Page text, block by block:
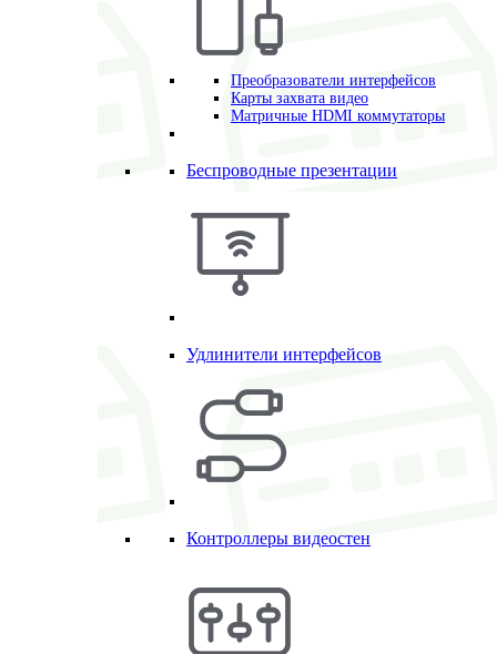
Преобразователи интерфейсов
Карты захвата видео
Матричные HDMI коммутаторы
Беспроводные презентации
Удлинители интерфейсов
Контроллеры видеостен